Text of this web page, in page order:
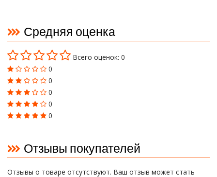
Средняя оценка
Всего оценок: 0
0
0
0
0
0
Отзывы покупателей
Отзывы о товаре отсутствуют. Ваш отзыв может стать